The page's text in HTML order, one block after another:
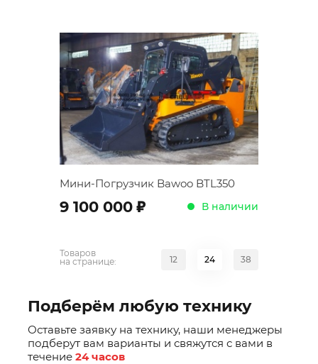
Мини-Погрузчик Bawoo BTL350
9 100 000 ; В наличии
Товаров
на странице:
12 24 38
Подберём любую технику
Оставьте заявку на технику, наши менеджеры
подберут вам варианты и свяжутся с вами в
течение 24 часов